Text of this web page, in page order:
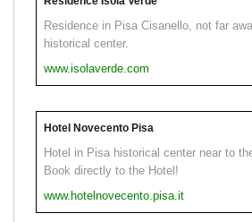
Residence in Pisa Cisanello, not far
historical center.
www.isolaverde.com
Hotel Novecento Pisa
Hotel in Pisa historical center near to
Book directly to the Hotel!
www.hotelnovecento.pisa.it